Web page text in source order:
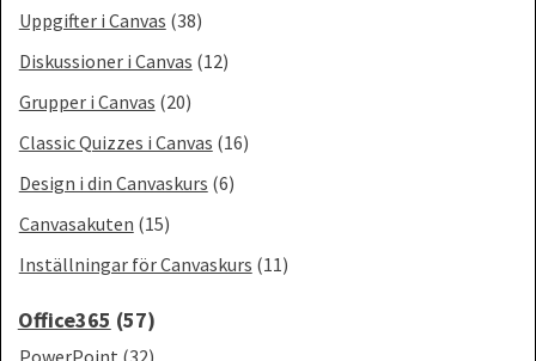
Uppgifter i Canvas (38)
Diskussioner i Canvas (12)
Grupper i Canvas (20)
Classic Quizzes i Canvas (16)
Design i din Canvaskurs (6)
Canvasakuten (15)
Inställningar för Canvaskurs (11)
Office365 (57)
PowerPoint (32)